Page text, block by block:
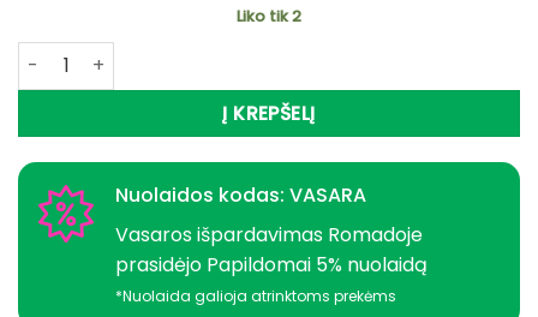
Liko tik 2
produkto kiekis: Spiningas Muselinis Fly Wychwood 2.4m
Į KREPŠELĮ
Nuolaidos kodas: VASARA
Vasaros išpardavimas Romadoje
prasidėjo Papildomai 5% nuolaidą
*Nuolaida galioja atrinktoms prekėms